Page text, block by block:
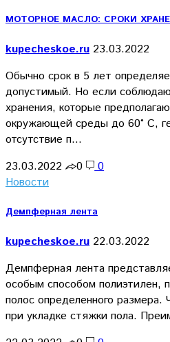
МОТОРНОЕ МАСЛО: СРОКИ
kupecheskoe.ru 23.03.2022
Обычно срок в 5 лет
допустимый. Но если
хранения, которые
окружающей среды до 60° C,
отсутствие п…
23.03.2022
0
0
Новости
Демпферная лента
kupecheskoe.ru 22.03.2022
Демпферная лента
особым способом полиэтилен,
полос определенного размера.
при укладке стяжки пола.